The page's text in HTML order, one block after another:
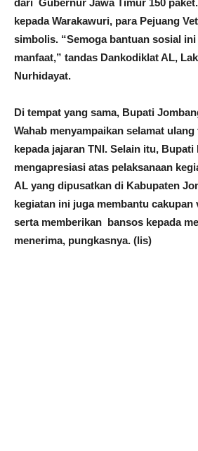
dari Gubernur Jawa Timur 150
kepada Warakawuri, para Pejuang
simbolis. “Semoga bantuan sosial
manfaat,” tandas Dankodiklat AL,
Nurhidayat.
Di tempat yang sama, Bupati
Wahab menyampaikan selamat
kepada jajaran TNI. Selain itu,
mengapresiasi atas pelaksanaan
AL yang dipusatkan di Kabupaten
kegiatan ini juga membantu cakupan
serta memberikan bansos kepada
menerima, pungkasnya. (lis)